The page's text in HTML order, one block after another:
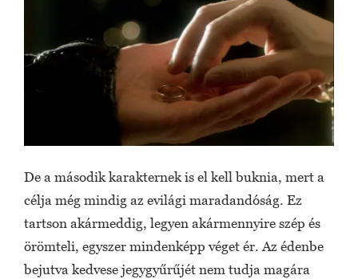
De a második karakternek is el kell buknia, mert a
célja még mindig az evilági maradandóság. Ez
tartson akármeddig, legyen akármennyire szép és
örömteli, egyszer mindenképp véget ér. Az édenbe
bejutva kedvese jegygyűrűjét nem tudja magára